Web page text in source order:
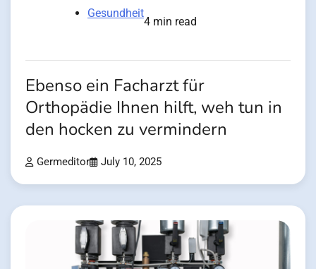
Gesundheit
4 min read
Ebenso ein Facharzt für
Orthopädie Ihnen hilft, weh tun in
den hocken zu vermindern
Germeditor July 10, 2025